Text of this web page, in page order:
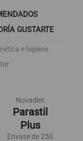
GUSTARTE
e higiene
Novadiet
Parastil
Plus
Envase de 250